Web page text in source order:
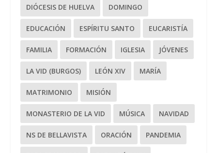
DIÓCESIS DE HUELVA DOMINGO
EDUCACIÓN ESPÍRITU SANTO EUCARISTÍA
FAMILIA FORMACIÓN IGLESIA JÓVENES
LA VID (BURGOS) LEÓN XIV MARÍA
MATRIMONIO MISIÓN
MONASTERIO DE LA VID MÚSICA NAVIDAD
NS DE BELLAVISTA ORACIÓN PANDEMIA